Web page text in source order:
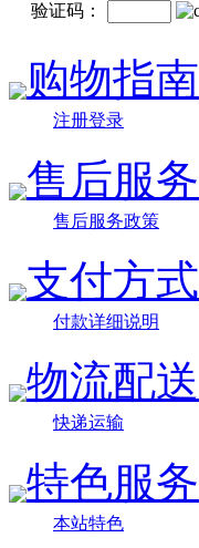
验证码：
购物指南
注册登录
售后服务
售后服务政策
支付方式
付款详细说明
物流配送
快递运输
特色服务
本站特色